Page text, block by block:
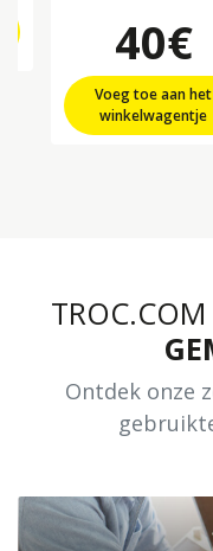
40€
Voeg toe aan het
winkelwagentje
TROC.COM
Ontdek onze